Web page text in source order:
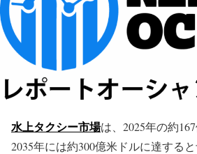
水上タクシー市場は、2025年の約
2035年には約300億米ドルに達する